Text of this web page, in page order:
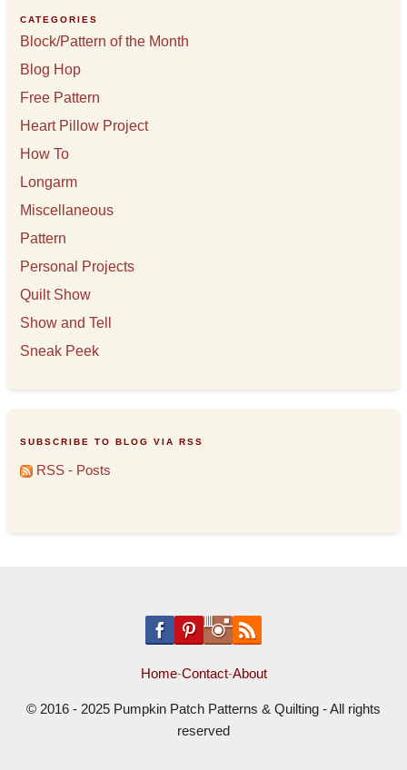
e
s
CATEGORIES
Block/Pattern of the Month
Blog Hop
Free Pattern
Heart Pillow Project
How To
Longarm
Miscellaneous
Pattern
Personal Projects
Quilt Show
Show and Tell
Sneak Peek
SUBSCRIBE TO BLOG VIA RSS
RSS - Posts
Home-Contact-About
© 2016 - 2025 Pumpkin Patch Patterns & Quilting - All rights
reserved